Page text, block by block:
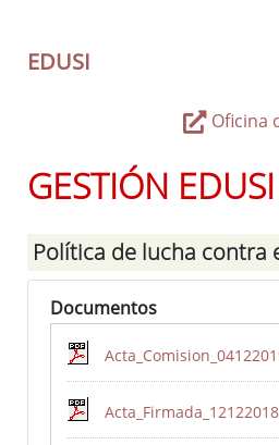
EDUSI
Oficina
GESTIÓN EDUSI
Política de lucha contra
Documentos